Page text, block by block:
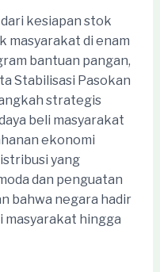
kesiapan stok
masyarakat di enam
bantuan pangan,
Stabilisasi Pasokan
strategis
beli masyarakat
ekonomi
yang
dan penguatan
bahwa negara hadir
masyarakat hingga